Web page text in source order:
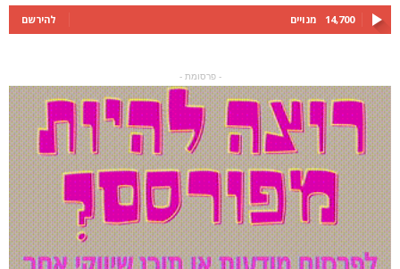
14,700 מנויים להירשם
- פרסומת -